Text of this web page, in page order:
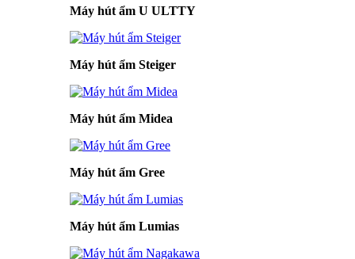
Máy hút ẩm U ULTTY
Máy hút ẩm Steiger
Máy hút ẩm Midea
Máy hút ẩm Gree
Máy hút ẩm Lumias